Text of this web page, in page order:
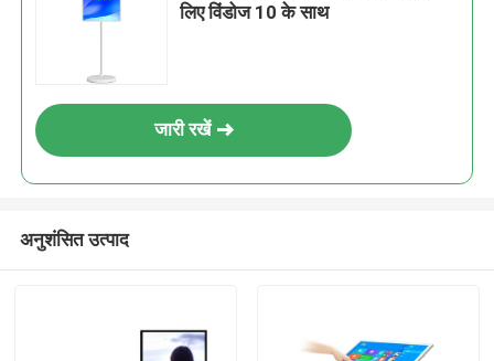
लिए विंडोज 10 के साथ
जारी रखें
अनुशंसित उत्पाद